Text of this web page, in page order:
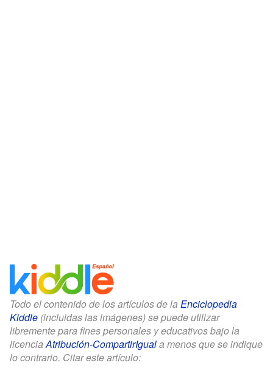
Todo el contenido de los artículos de la Enciclopedia
Kiddle (incluidas las imágenes) se puede utilizar
libremente para fines personales y educativos bajo la
licenciaAtribución-CompartirIguala menos que se indique
lo contrario. Citar este artículo: